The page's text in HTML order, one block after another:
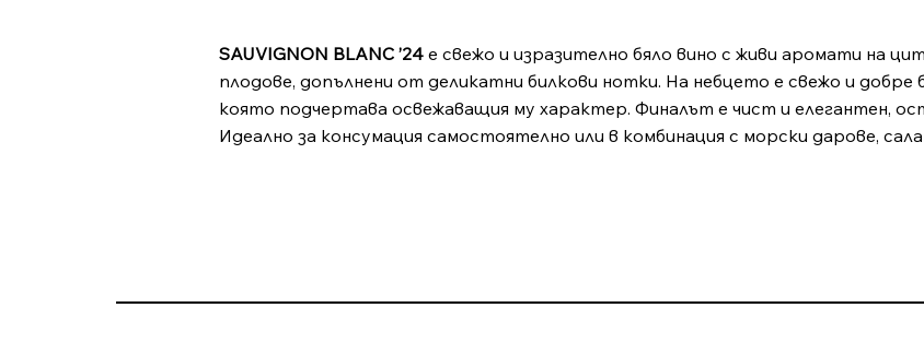
SAUVIGNON BLANC ’24е свежо и изразително бяло вино с живи аромати на
плодове, допълнени от деликатни билкови нотки. На небцето е свежо и добре
която подчертава освежаващия му характер. Финалът е чист и елегантен,
Идеално за консумация самостоятелно или в комбинация с морски дарове,